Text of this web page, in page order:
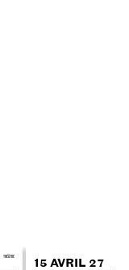
THÉÂTRE 15 AVRIL 27